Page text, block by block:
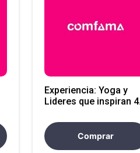
Experiencia: Yoga y
Lideres que inspiran 4
Comprar